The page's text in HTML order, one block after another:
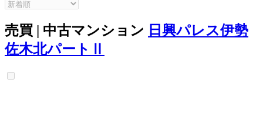
売買 | 中古マンション 日興パレス伊勢
佐木北パートⅡ